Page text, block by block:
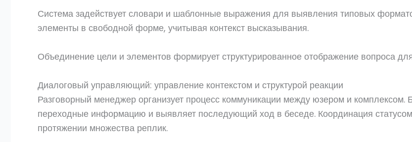
Система задействует словари и шаблонные выражения для выявления типовых
элементы в свободной форме, учитывая контекст высказывания.
Объединение цели и элементов формирует структурированное отображение вопроса
Диалоговый управляющий: управление контекстом и структурой реакции
Разговорный менеджер организует процесс коммуникации между юзером и комплексом.
переходные информацию и выявляет последующий ход в беседе. Координация
протяжении множества реплик.